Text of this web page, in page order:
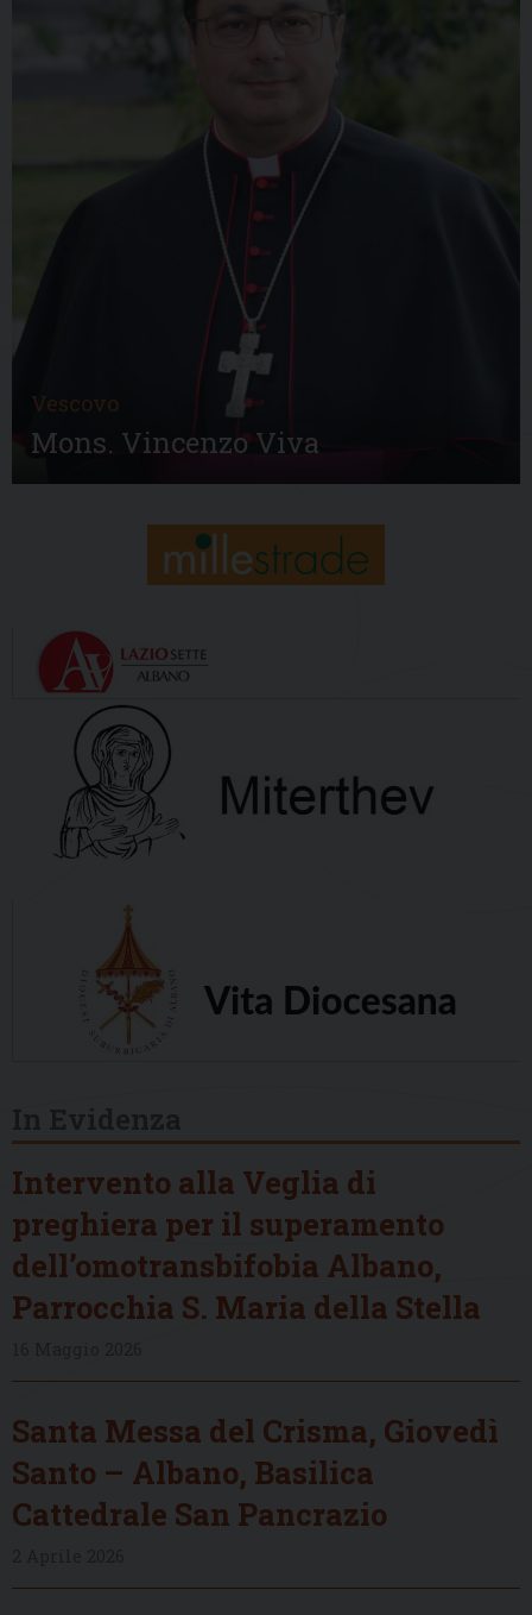
Vescovo
Mons. Vincenzo Viva
Intervento alla Veglia di
preghiera per il superamento
dell’omotransbifobia Albano,
Parrocchia S. Maria della Stella
Santa Messa del Crisma, Giovedì
Santo – Albano, Basilica
Cattedrale San Pancrazio